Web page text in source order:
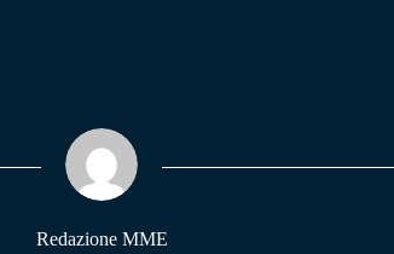
Redazione MME